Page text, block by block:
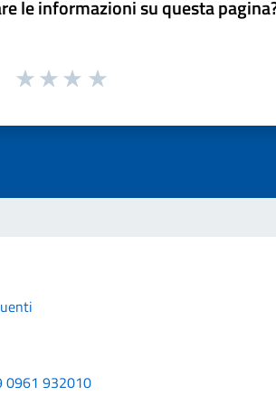
le informazioni su questa
0961 932010